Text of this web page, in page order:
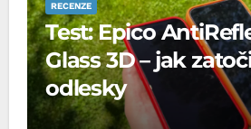
RECENZE
Test: Epico
Glass 3D – jak
odlesky